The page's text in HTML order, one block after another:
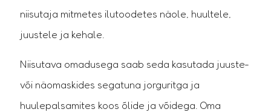
niisutaja mitmetes ilutoodetes näole, huultele,
juustele ja kehale.
Niisutava omadusega saab seda kasutada juuste-
või näomaskides segatuna jorguritga ja
huulepalsamites koos õlide ja võidega. Oma